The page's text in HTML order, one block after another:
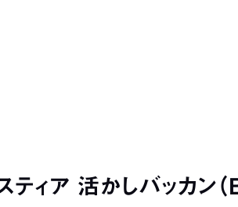
ティア 活かしバッカン（